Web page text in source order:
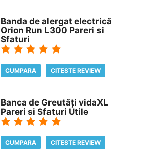
Banda de alergat electrică
Orion Run L300 Pareri si
Sfaturi
CUMPARA CITESTE REVIEW
Banca de Greutăți vidaXL
Pareri si Sfaturi Utile
CUMPARA CITESTE REVIEW